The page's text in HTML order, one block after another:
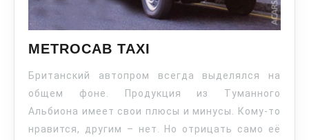
METROCAB TAXI
Британский автопром всегда выделялся на
общем фоне. Продукция из Туманного
Альбиона имеет свои плюсы и минусы. Кому-то
нравится, другим – нет. Но отрицать само её